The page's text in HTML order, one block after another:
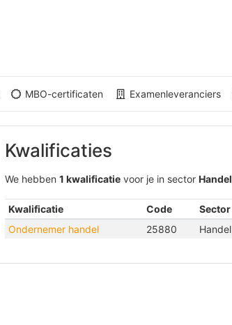
MBO-certificaten Examenleveranciers
Kwalificaties
We hebben 1 kwalificatie voor je in sector Handel
Kwalificatie Code Sector
Ondernemer handel
25880 Handel